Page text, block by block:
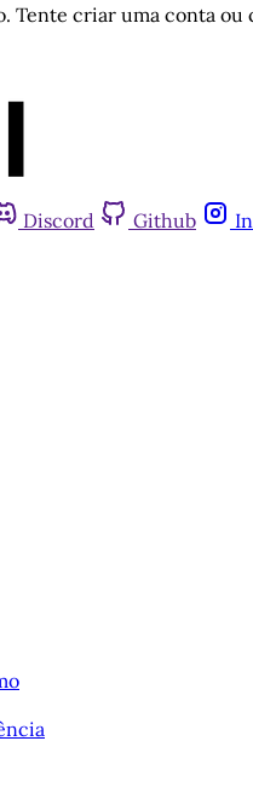
Tente criar uma conta ou
Discord Github